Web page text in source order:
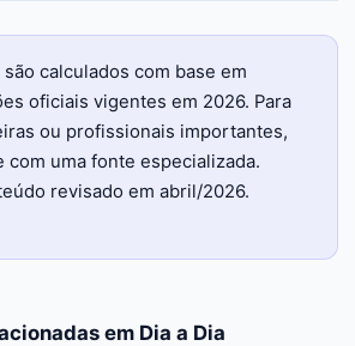
calculados com base em
oficiais vigentes em 2026. Para
ou profissionais importantes,
com uma fonte especializada.
revisado em abril/2026.
em Dia a Dia